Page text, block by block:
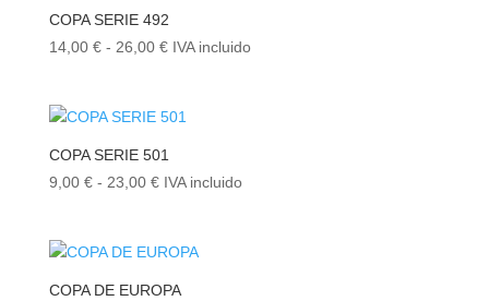
70,00 €
COPA SERIE 492
14,00 € - 26,00 €Rango
desde
IVA incluido
COPA SERIE 501
9,00 € - 23,00 €Rango
desde
9,00 €
IVA incluido
COPA DE EUROPA